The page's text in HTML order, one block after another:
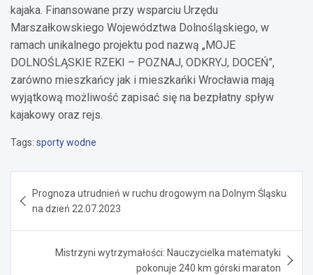
kajaka. Finansowane przy wsparciu Urzędu
Marszałkowskiego Województwa Dolnośląskiego, w
ramach unikalnego projektu pod nazwą „MOJE
DOLNOŚLĄSKIE RZEKI – POZNAJ, ODKRYJ, DOCEŃ”,
zarówno mieszkańcy jak i mieszkańki Wrocławia mają
wyjątkową możliwość zapisać się na bezpłatny spływ
kajakowy oraz rejs.
Tags: sporty wodne
wpisu
Prognoza utrudnień w ruchu drogowym na Dolnym Śląsku
na dzień 22.07.2023
Mistrzyni wytrzymałości: Nauczycielka matematyki
pokonuje 240 km górski maraton